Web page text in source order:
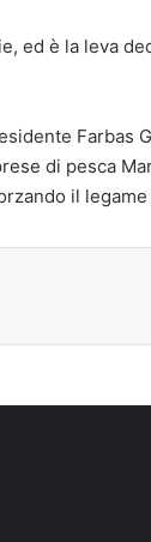
ed è la leva
Farbas
di pesca
il